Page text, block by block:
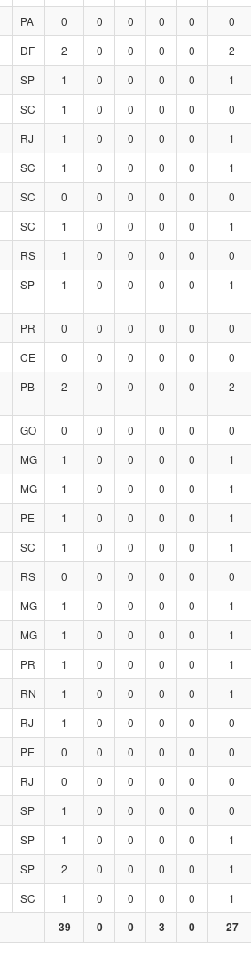
PA 0 0 0 0 0 0
DF 2 0 0 0 0 2
SP 1 0 0 0 0 1
SC 1 0 0 0 0 0
RJ 1 0 0 0 0 1
SC 1 0 0 0 0 1
SC 0 0 0 0 0 0
SC 1 0 0 0 0 1
RS 1 0 0 0 0 0
SP 1 0 0 0 0 1
PR 0 0 0 0 0 0
CE 0 0 0 0 0 0
PB 2 0 0 0 0 2
GO 0 0 0 0 0 0
MG 1 0 0 0 0 1
MG 1 0 0 0 0 1
PE 1 0 0 0 0 1
SC 1 0 0 0 0 1
RS 0 0 0 0 0 0
MG 1 0 0 0 0 1
MG 1 0 0 0 0 1
PR 1 0 0 0 0 1
RN 1 0 0 0 0 1
RJ 1 0 0 0 0 0
PE 0 0 0 0 0 0
RJ 0 0 0 0 0 0
SP 1 0 0 0 0 0
SP 1 0 0 0 0 1
SP 2 0 0 0 0 1
SC 1 0 0 0 0 1
39 0 0 3 0 27